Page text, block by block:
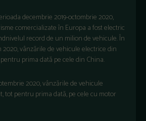
decembrie 2019-octombrie 2020,
comercializate în Europa a fost electric
record de un milion de vehicule. În
vânzările de vehicule electrice din
prima dată pe cele din China.
2020, vânzările de vehicule
tot pentru prima dată, pe cele cu motor